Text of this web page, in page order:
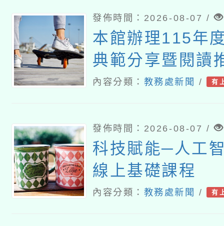
發佈時間：2026-08-07 /
本館辦理115年
典範分享暨閱讀
習
內容分類： 教務處新聞 / 有
發佈時間：2026-08-07 /
科技賦能─人工
線上基礎課程
內容分類： 教務處新聞 / 有